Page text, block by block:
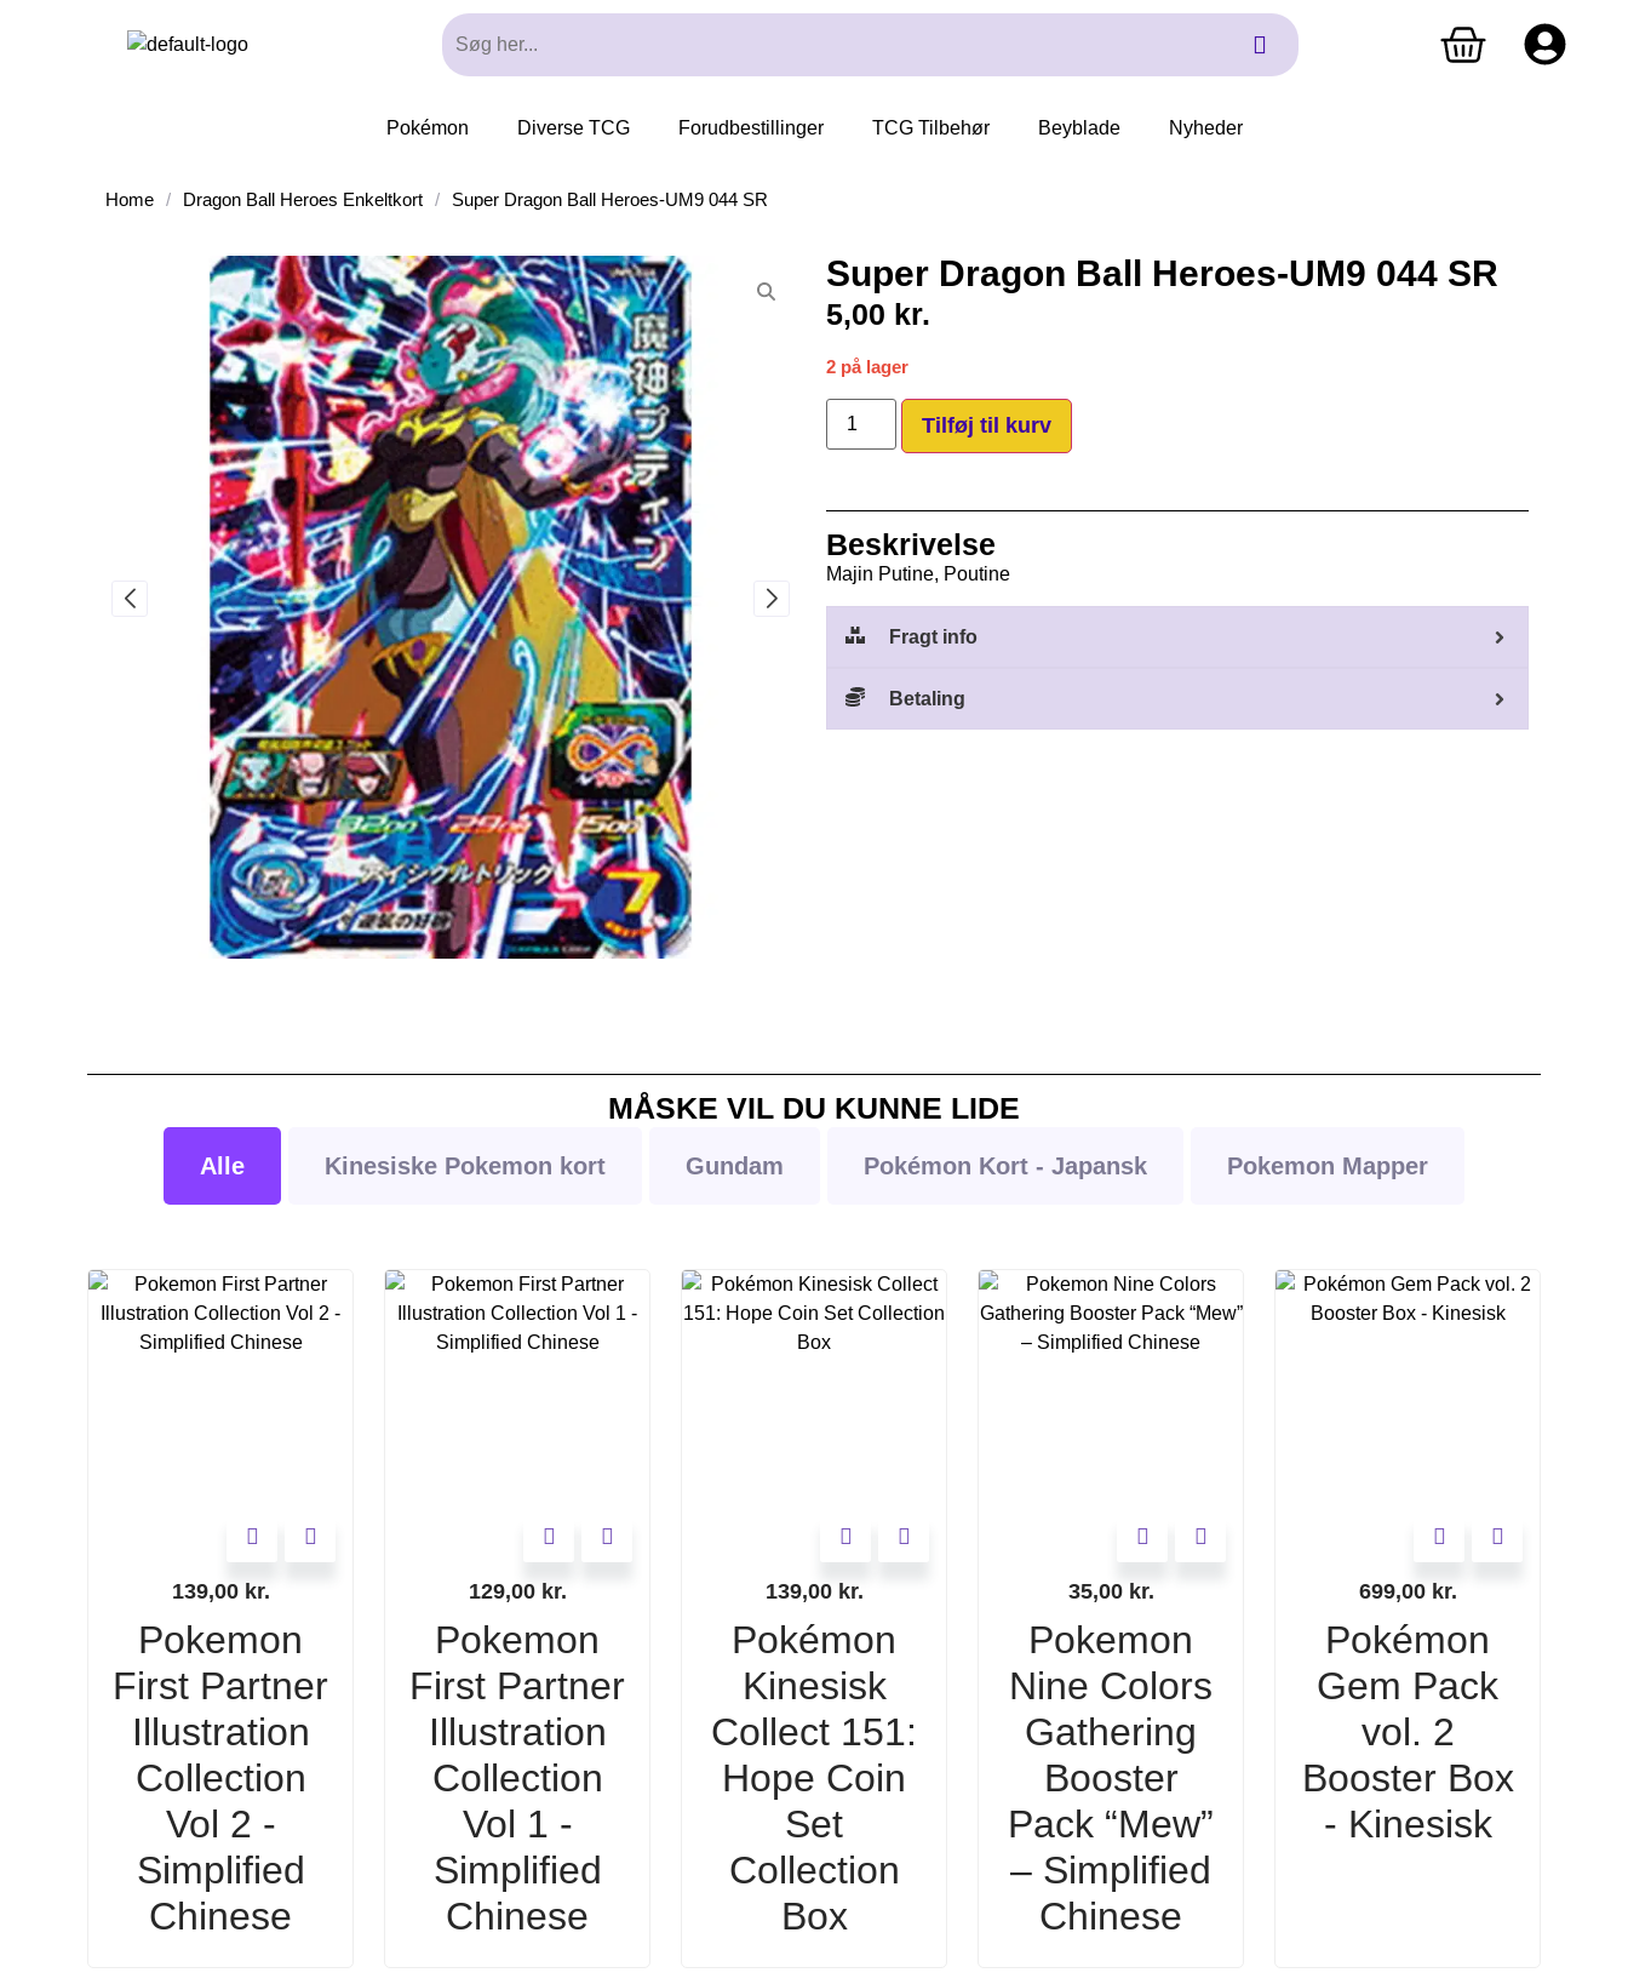
Pokémon Diverse TCG Forudbestillinger TCG Tilbehør Beyblade Nyheder
Home / Dragon Ball Heroes Enkeltkort / Super Dragon Ball Heroes-UM9 044 SR
Super Dragon Ball Heroes-UM9 044 SR
5,00 kr.
2 på lager
Tilføj til kurv
Beskrivelse
Majin Putine, Poutine
Fragt info
Betaling
MÅSKE VIL DU KUNNE LIDE
Alle Kinesiske Pokemon kort Gundam Pokémon Kort - Japansk Pokemon Mapper
139,00 kr.
Pokemon
First Partner
Illustration
Collection
Vol 2 -
Simplified
Chinese
129,00 kr.
Pokemon
First Partner
Illustration
Collection
Vol 1 -
Simplified
Chinese
139,00 kr.
Pokémon
Kinesisk
Collect 151:
Hope Coin
Set
Collection
Box
35,00 kr.
Pokemon
Nine Colors
Gathering
Booster
Pack “Mew”
– Simplified
Chinese
699,00 kr.
Pokémon
Gem Pack
vol. 2
Booster Box
- Kinesisk